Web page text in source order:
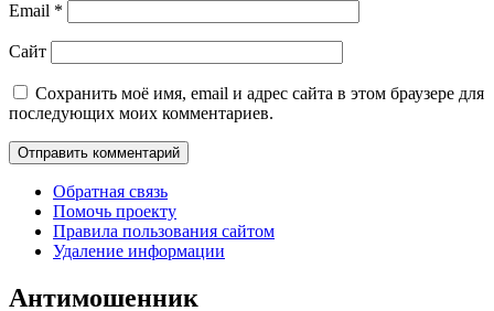
Email *
Сайт
Сохранить моё имя, email и адрес сайта в этом браузере для
последующих моих комментариев.
Обратная связь
Помочь проекту
Правила пользования сайтом
Удаление информации
Антимошенник